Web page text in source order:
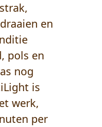
en
pols en
nog
is
werk,
per